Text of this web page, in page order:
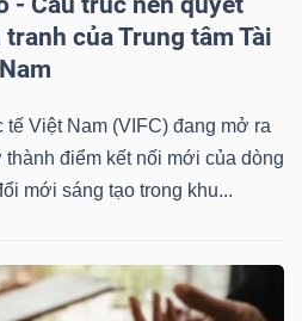
của Trung tâm Tài
tế Việt Nam (VIFC) đang mở ra
điểm kết nối mới của dòng
mới sáng tạo trong khu...